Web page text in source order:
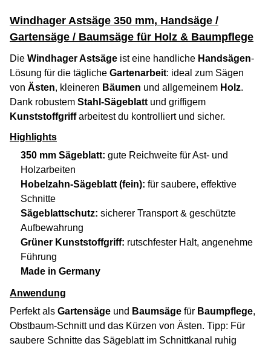
Windhager Astsäge 350 mm, Handsäge /
Gartensäge / Baumsäge für Holz & Baumpflege
Die Windhager Astsäge ist eine handliche Handsägen-
Lösung für die tägliche Gartenarbeit: ideal zum Sägen
von Ästen, kleineren Bäumen und allgemeinem Holz.
Dank robustem Stahl-Sägeblatt und griffigem
Kunststoffgriffarbeitest du kontrolliert und sicher.
Highlights
350 mm Sägeblatt: gute Reichweite für Ast- und
Holzarbeiten
Hobelzahn-Sägeblatt (fein): für saubere, effektive
Schnitte
Sägeblattschutz: sicherer Transport & geschützte
Aufbewahrung
Grüner Kunststoffgriff: rutschfester Halt, angenehme
Führung
Made in Germany
Anwendung
Perfekt als Gartensäge und Baumsäge für Baumpflege,
Obstbaum-Schnitt und das Kürzen von Ästen. Tipp: Für
saubere Schnitte das Sägeblatt im Schnittkanal ruhig